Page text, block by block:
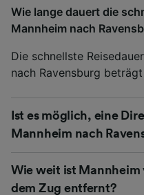
Wie lange dauert die
Mannheim nach
Die schnellste
nach Ravensburg
Ist es möglich, eine
Mannheim nach
Wie weit ist Mannheim
dem Zug entfernt?